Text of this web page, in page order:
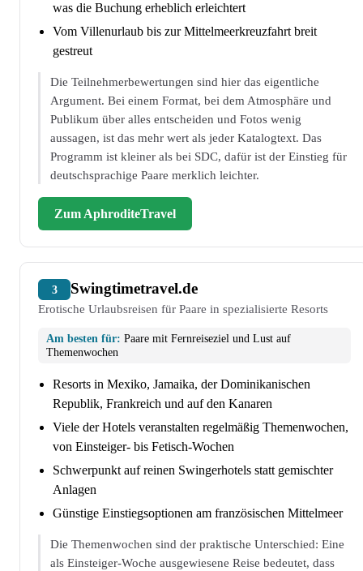
was die Buchung erheblich erleichtert
Vom Villenurlaub bis zur Mittelmeerkreuzfahrt breit
gestreut
Die Teilnehmerbewertungen sind hier das eigentliche
Argument. Bei einem Format, bei dem Atmosphäre und
Publikum über alles entscheiden und Fotos wenig
aussagen, ist das mehr wert als jeder Katalogtext. Das
Programm ist kleiner als bei SDC, dafür ist der Einstieg für
deutschsprachige Paare merklich leichter.
Zum AphroditeTravel
3 Swingtimetravel.de
Erotische Urlaubsreisen für Paare in spezialisierte Resorts
Am besten für: Paare mit Fernreiseziel und Lust auf
Themenwochen
Resorts in Mexiko, Jamaika, der Dominikanischen
Republik, Frankreich und auf den Kanaren
Viele der Hotels veranstalten regelmäßig Themenwochen,
von Einsteiger- bis Fetisch-Wochen
Schwerpunkt auf reinen Swingerhotels statt gemischter
Anlagen
Günstige Einstiegsoptionen am französischen Mittelmeer
Die Themenwochen sind der praktische Unterschied: Eine
als Einsteiger-Woche ausgewiesene Reise bedeutet, dass